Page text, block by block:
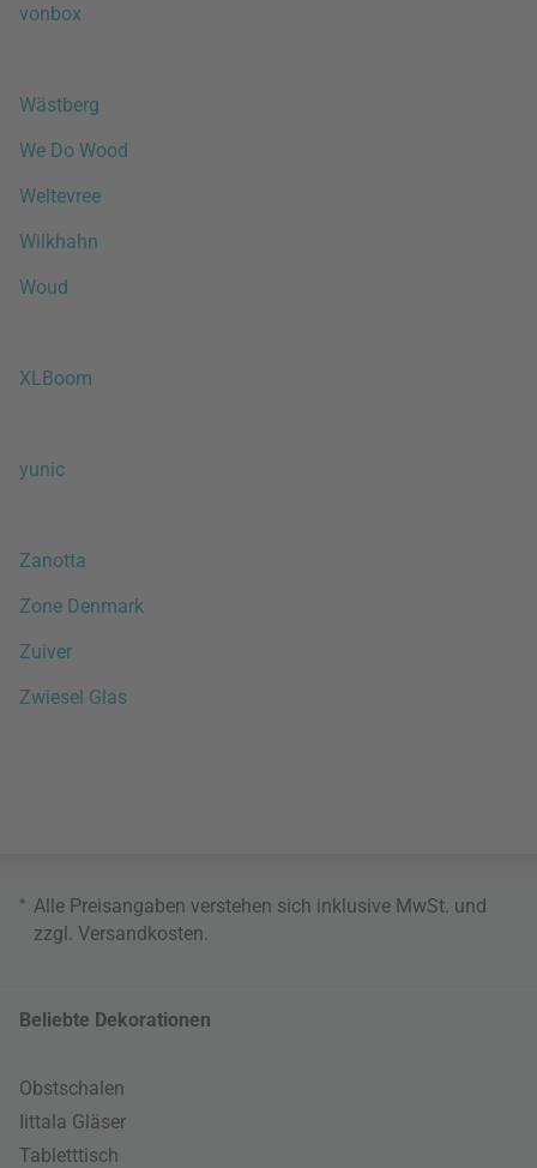
vonbox
Wästberg
We Do Wood
Weltevree
Wilkhahn
Woud
XLBoom
yunic
Zanotta
Zone Denmark
Zuiver
Zwiesel Glas
* Alle Preisangaben verstehen sich inklusive MwSt. und
zzgl. Versandkosten.
Beliebte Dekorationen
Obstschalen
Iittala Gläser
Tabletttisch